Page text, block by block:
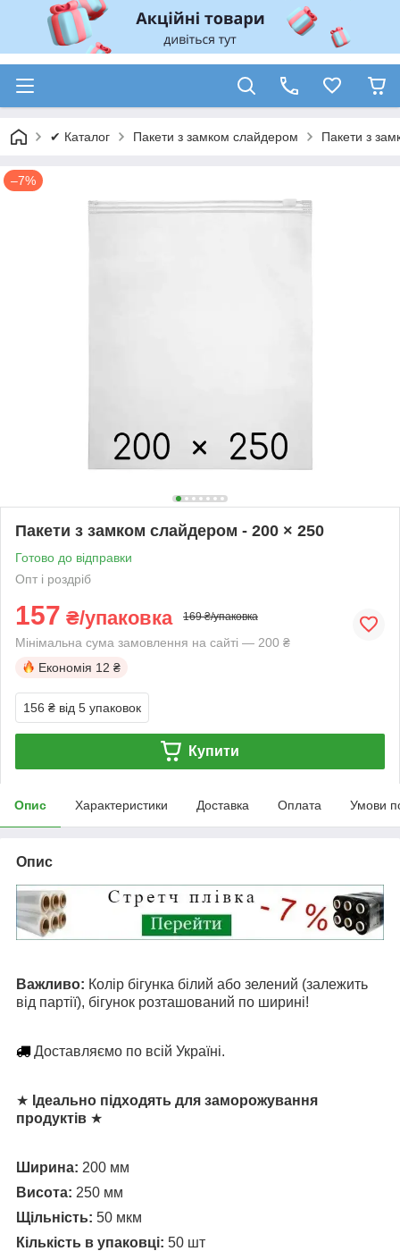
✔ Каталог Пакети з замком слайдером Пакети з
–7%
Пакети з замком слайдером - 200 × 250
Готово до відправки
Опт і роздріб
157 ₴/упаковка 169 ₴/упаковка
Мінімальна сума замовлення на сайті — 200 ₴
Економія 12 ₴
156 ₴ від 5 упаковок
Купити
Опис Характеристики Доставка Оплата Умови
Опис
Важливо: Колір бігунка білий або зелений (залежить
від партії), бігунок розташований по ширині!
Доставляємо по всій Україні.
★ Ідеально підходять для заморожування
продуктів ★
Ширина: 200 мм
Висота: 250 мм
Щільність: 50 мкм
Кількість в упаковці: 50 шт